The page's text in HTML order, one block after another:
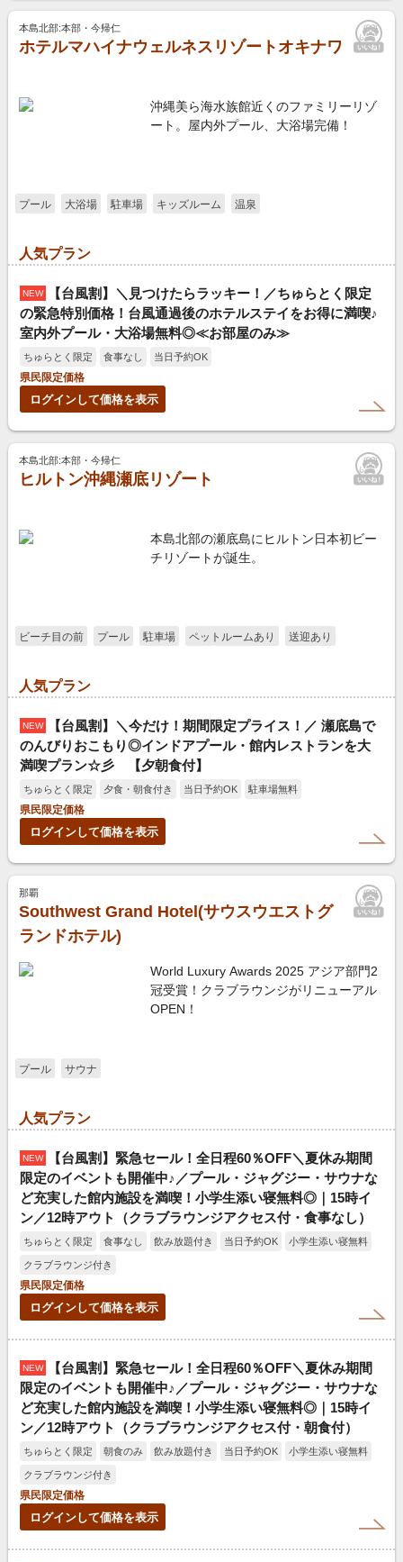
本島北部:本部・今帰仁
ホテルマハイナウェルネスリゾートオキナワ
沖縄美ら海水族館近くのファミリーリゾ
ート。屋内外プール、大浴場完備！
プール 大浴場 駐車場 キッズルーム 温泉
人気プラン
NEW
【台風割】＼見つけたらラッキー！／ちゅらとく限定
の緊急特別価格！台風通過後のホテルステイをお得に満喫♪
室内外プール・大浴場無料◎≪お部屋のみ≫
ちゅらとく限定 食事なし
当日予約OK
県民限定価格
ログインして価格を表示
本島北部:本部・今帰仁
ヒルトン沖縄瀬底リゾート
本島北部の瀬底島にヒルトン日本初ビー
チリゾートが誕生。
ビーチ目の前 プール 駐車場 ペットルームあり 送迎あり
人気プラン
NEW
【台風割】＼今だけ！期間限定プライス！／ 瀬底島で
のんびりおこもり◎インドアプール・館内レストランを大
満喫プラン☆彡 【夕朝食付】
ちゅらとく限定 夕食・朝食付き 当日予約OK
駐車場無料
県民限定価格
ログインして価格を表示
那覇
Southwest Grand Hotel(サウスウエストグ
ランドホテル)
World Luxury Awards 2025 アジア部門2
冠受賞！クラブラウンジがリニューアル
OPEN！
プール サウナ
人気プラン
NEW
【台風割】緊急セール！全日程60％OFF＼夏休み期間
限定のイベントも開催中♪／プール・ジャグジー・サウナな
ど充実した館内施設を満喫！小学生添い寝無料◎｜15時イ
ン／12時アウト（クラブラウンジアクセス付・食事なし）
ちゅらとく限定 食事なし 飲み放題付き 当日予約OK 小学生添い寝無料
クラブラウンジ付き
県民限定価格
ログインして価格を表示
NEW
【台風割】緊急セール！全日程60％OFF＼夏休み期間
限定のイベントも開催中♪／プール・ジャグジー・サウナな
ど充実した館内施設を満喫！小学生添い寝無料◎｜15時イ
ン／12時アウト（クラブラウンジアクセス付・朝食付）
ちゅらとく限定 朝食のみ 飲み放題付き 当日予約OK 小学生添い寝無料
クラブラウンジ付き
県民限定価格
ログインして価格を表示